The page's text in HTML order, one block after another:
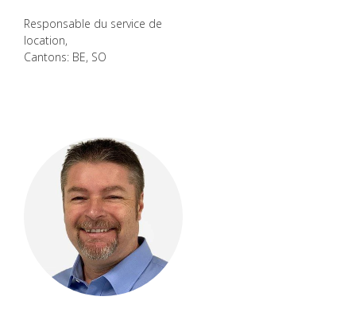
Res­pon­sable du ser­vice de
loca­tion,
Can­tons: BE, SO